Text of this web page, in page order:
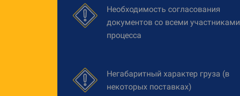
Необходимость согласования
документов со всеми участниками
процесса
Негабаритный характер груза (в
некоторых поставках)